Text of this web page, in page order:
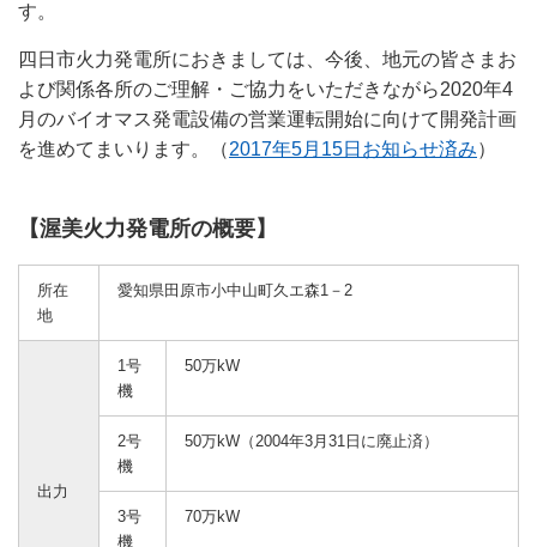
す。
四日市火力発電所におきましては、今後、地元の皆さまお
よび関係各所のご理解・ご協力をいただきながら2020年4
月のバイオマス発電設備の営業運転開始に向けて開発計画
を進めてまいります。（2017年5月15日お知らせ済み）
【渥美火力発電所の概要】
所在
地
愛知県田原市小中山町久エ森1－2
出力
1号
機
50万kW
2号
機
50万kW（2004年3月31日に廃止済）
3号
機
70万kW